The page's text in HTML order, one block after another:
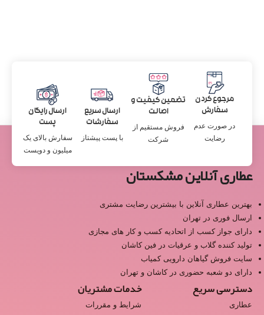
مرجوع کردن
سفارش
در صورت عدم
رضایت
تضمین کیفیت و
اصالت
فروش مستقیم از
شرکت
ارسال سریع
سفارشات
با پست پیشتاز
ارسال رایگان
پست
سفارش بالای یک
میلیون و دویست
عطاری آنلاین مشکستان
بهترین عطاری آنلاین با بیشترین رضایت مشتری
ارسال فوری در تهران
دارای جواز کسب از اتحادیه کسب و کار های مجازی
تولید کننده گلاب و عرقیات در فین کاشان
سایت فروش گیاهان دارویی کمیاب
دارای دو شعبه حضوری در کاشان و تهران
دسترسی سریع
عطاری
خدمات مشتریان
شرایط و مقررات